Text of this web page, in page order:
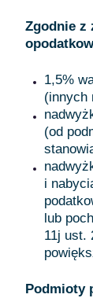
Zgodnie z
1,5%
(innych
(od
i
lub
11j ust.
Podmioty